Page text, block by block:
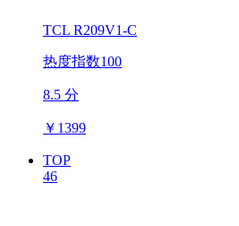
TCL R209V1-C
热度指数100
8.5 分
￥ 1399
TOP
46